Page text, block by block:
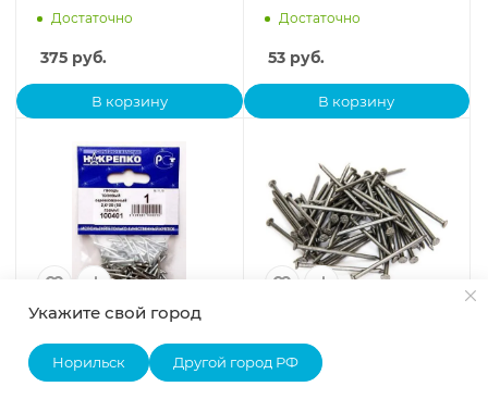
Достаточно
375 руб.
В корзину
Достаточно
53руб.
В корзину
оцинкованный 2,0x20мм
(500 грамм) 100401
цинк 5,0х150 (1 кг.)
ГОСКРЕП-пак.
Укажите свой город
Норильск Другой город РФ